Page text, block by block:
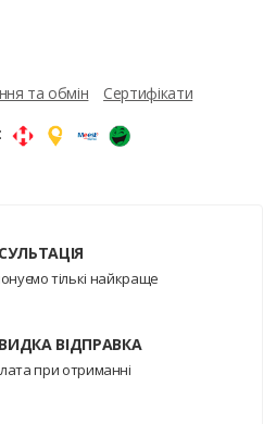
та обмін
Сертифікати
тількі найкраще
ВІДПРАВКА
при отриманні